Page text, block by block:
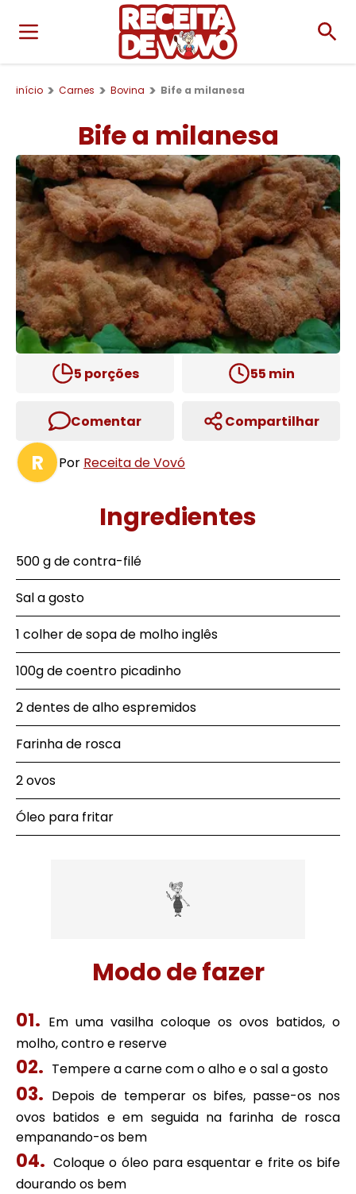
início Carnes Bovina Bife a milanesa
Bife a milanesa
5 porções 55 min
Comentar Compartilhar
R Por Receita de Vovó
Ingredientes
500 g de contra-filé
Sal a gosto
1 colher de sopa de molho inglês
100g de coentro picadinho
2 dentes de alho espremidos
Farinha de rosca
2 ovos
Óleo para fritar
Modo de fazer
Em uma vasilha coloque os ovos batidos, o
molho, contro e reserve
Tempere a carne com o alho e o sal a gosto
Depois de temperar os bifes, passe-os nos
ovos batidos e em seguida na farinha de rosca
empanando-os bem
Coloque o óleo para esquentar e frite os bife
dourando os bem